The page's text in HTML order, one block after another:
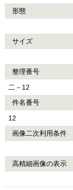
形態
サイズ
整理番号
二－12
件名番号
12
画像二次利用条件
高精細画像の表示